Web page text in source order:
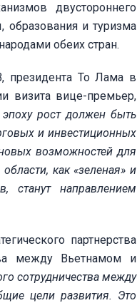
двустороннего
образования и туризма
обеих стран.
президента То Лама в
визита вице-премьер,
рост должен быть
и инвестиционных
возможностей для
как «зеленая» и
станут направлением
партнерства
между Вьетнамом и
сотрудничества между
цели развития. Это